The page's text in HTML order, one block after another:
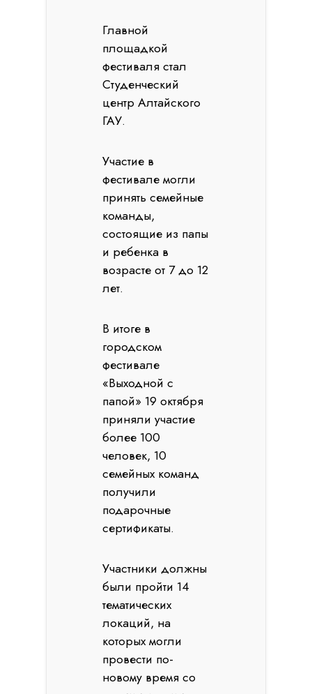
Главной
площадкой
фестиваля стал
Студенческий
центр Алтайского
ГАУ.
Участие в
фестивале могли
принять семейные
команды,
состоящие из папы
и ребенка в
возрасте от 7 до 12
лет.
В итоге в
городском
фестивале
«Выходной с
папой» 19 октября
приняли участие
более 100
человек, 10
семейных команд
получили
подарочные
сертификаты.
Участники должны
были пройти 14
тематических
локаций, на
которых могли
провести по-
новому время со